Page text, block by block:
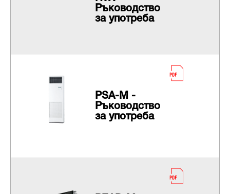
Ръководство
за употреба
PSA-M -
Ръководство
за употреба